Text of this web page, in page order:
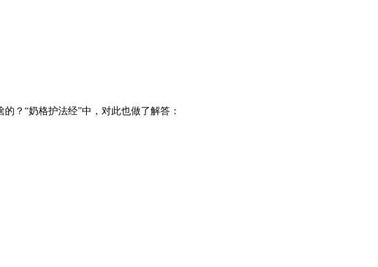
？“奶格护法经”中，对此也做了解答：